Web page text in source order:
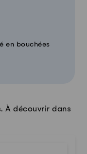
en bouchées
À découvrir dans